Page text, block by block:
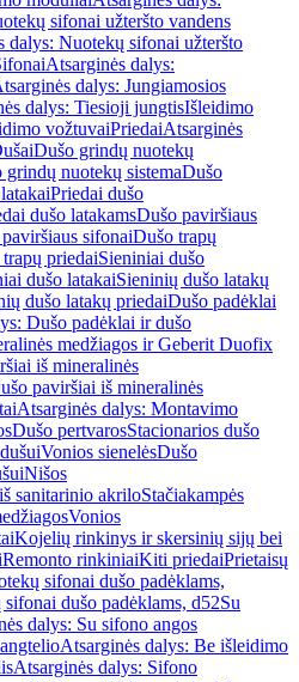
sifonai užteršto vandens
dalys: Nuotekų sifonai užteršto
Atsarginės dalys:
dalys: Jungiamosios
dalys: Tiesioji jungtisIšleidimo
vožtuvaiPriedaiAtsarginės
Dušo grindų nuotekų
nuotekų sistemaDušo
Priedai dušo
dušo latakamsDušo paviršiaus
sifonaiDušo trapų
priedaiSieniniai dušo
dušo latakaiSieninių dušo latakų
dušo latakų priedaiDušo padėklai
Dušo padėklai ir dušo
medžiagos ir Geberit Duofix
iš mineralinės
paviršiai iš mineralinės
Atsarginės dalys: Montavimo
Dušo pertvarosStacionarios dušo
Vonios sienelėsDušo
Nišos
sanitarinio akriloStačiakampės
Vonios
Kojelių rinkinys ir skersinių sijų bei
Remonto rinkiniaiKiti priedaiPrietaisų
sifonai dušo padėklams,
dušo padėklams, d52Su
dalys: Su sifono angos
Atsarginės dalys: Be išleidimo
Atsarginės dalys: Sifono